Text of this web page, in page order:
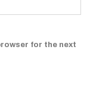
for the next